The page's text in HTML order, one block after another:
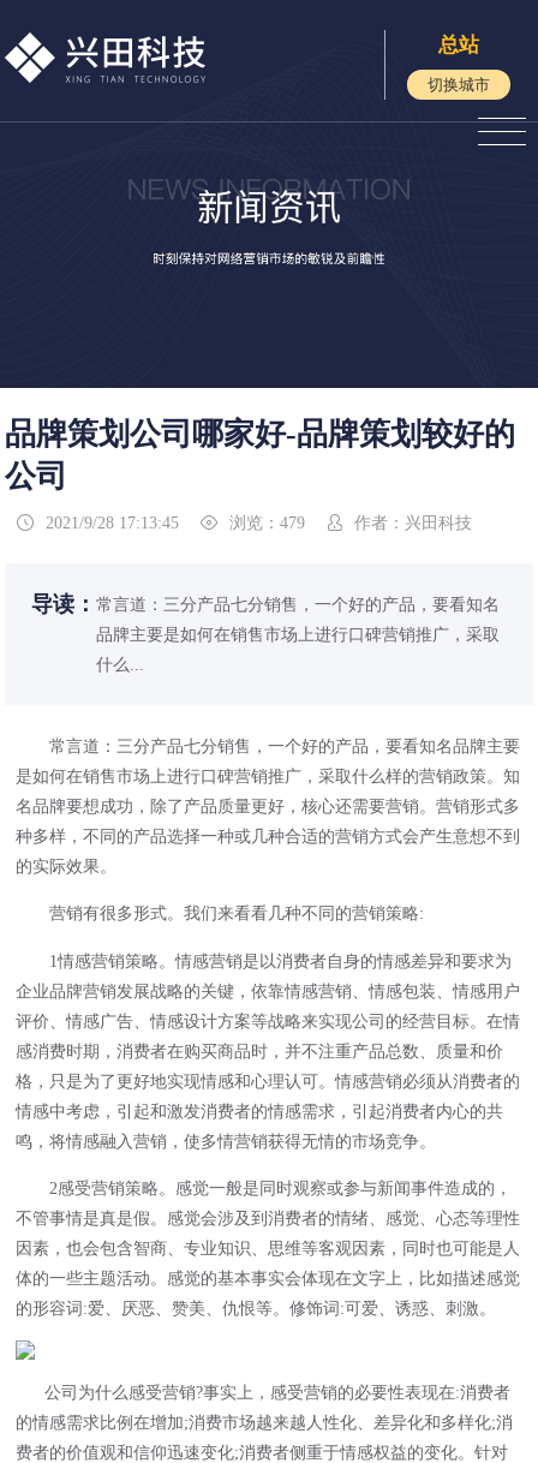
总站
切换城市
品牌策划公司哪家好-品牌策划较好的
公司
 2021/9/28 17:13:45  浏览：479  作者：兴田科技
导读：常言道：三分产品七分销售，一个好的产品，要看知名
品牌主要是如何在销售市场上进行口碑营销推广，采取
什么...
常言道：三分产品七分销售，一个好的产品，要看知名品牌主要
是如何在销售市场上进行口碑营销推广，采取什么样的营销政策。知
名品牌要想成功，除了产品质量更好，核心还需要营销。营销形式多
种多样，不同的产品选择一种或几种合适的营销方式会产生意想不到
的实际效果。
营销有很多形式。我们来看看几种不同的营销策略:
1情感营销策略。情感营销是以消费者自身的情感差异和要求为
企业品牌营销发展战略的关键，依靠情感营销、情感包装、情感用户
评价、情感广告、情感设计方案等战略来实现公司的经营目标。在情
感消费时期，消费者在购买商品时，并不注重产品总数、质量和价
格，只是为了更好地实现情感和心理认可。情感营销必须从消费者的
情感中考虑，引起和激发消费者的情感需求，引起消费者内心的共
鸣，将情感融入营销，使多情营销获得无情的市场竞争。
2感受营销策略。感觉一般是同时观察或参与新闻事件造成的，
不管事情是真是假。感觉会涉及到消费者的情绪、感觉、心态等理性
因素，也会包含智商、专业知识、思维等客观因素，同时也可能是人
体的一些主题活动。感觉的基本事实会体现在文字上，比如描述感觉
的形容词:爱、厌恶、赞美、仇恨等。修饰词:可爱、诱惑、刺激。
公司为什么感受营销?事实上，感受营销的必要性表现在:消费者
的情感需求比例在增加;消费市场越来越人性化、差异化和多样化;消
费者的价值观和信仰迅速变化;消费者侧重于情感权益的变化。针对